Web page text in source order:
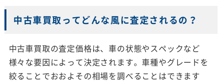
中古車買取ってどんな風に査定されるの？
中古車買取の査定価格は、車の状態やスペックなど
様々な要因によって決定されます。車種やグレードを
絞ることでおおよその相場を調べることはできます